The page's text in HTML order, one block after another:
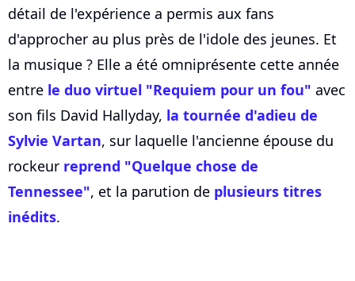
détail de l'expérience a permis aux fans
d'approcher au plus près de l'idole des jeunes. Et
la musique ? Elle a été omniprésente cette année
entre le duo virtuel "Requiem pour un fou" avec
son fils David Hallyday, la tournée d'adieu de
Sylvie Vartan, sur laquelle l'ancienne épouse du
rockeur reprend "Quelque chose de
Tennessee", et la parution de plusieurs titres
inédits.